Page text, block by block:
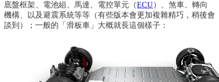
底盤框架、電池組、馬達、電控單元（ECU）、煞車、轉向
機構、以及避震系統等等（有些版本會更加複雜精巧，稍後會
談到）；一般的「滑板車」大概就長這個樣子：